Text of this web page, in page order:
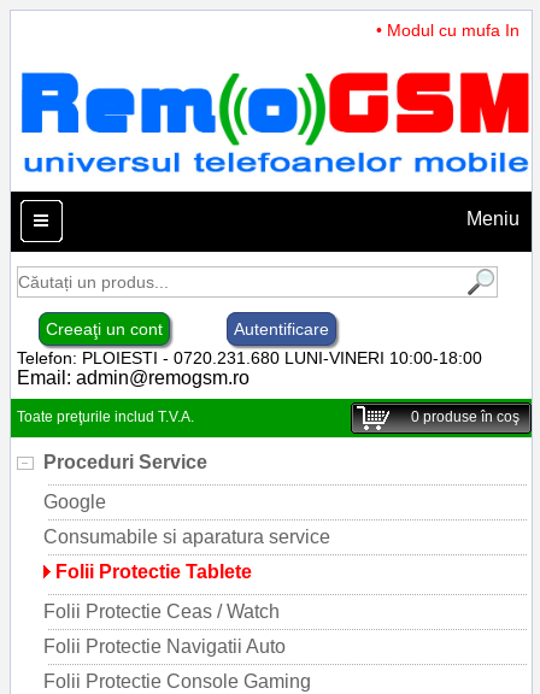
• Modul cu mufa
Meniu
Creeaţi un cont
Autentificare
Telefon: PLOIESTI - 0720.231.680 LUNI-VINERI 10:00-18:00
Email: admin@remogsm.ro
Toate preţurile includ T.V.A. 0produse în coş
Proceduri Service
Google
Consumabile si aparatura service
Folii Protectie Tablete
Folii Protectie Ceas / Watch
Folii Protectie Navigatii Auto
Folii Protectie Console Gaming